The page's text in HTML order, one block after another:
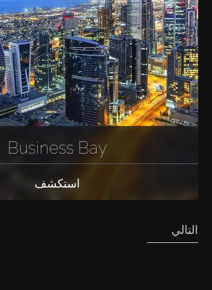
Business Bay
استكشف
التالي